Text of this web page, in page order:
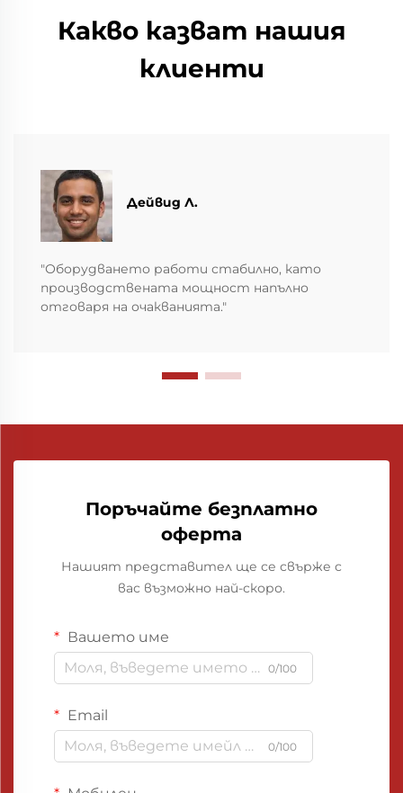
Какво казват нашия
клиенти
Дейвид Л.
"Оборудването работи стабилно, като
производствената мощност напълно
отговаря на очакванията."
Поръчайте безплатно
оферта
Нашият представител ще се свърже с
вас възможно най-скоро.
Вашето име
0/100
Email
0/100